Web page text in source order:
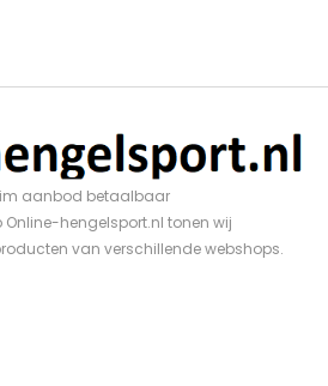
aanbod betaalbaar
hengelsport.nl tonen wij
van verschillende webshops.